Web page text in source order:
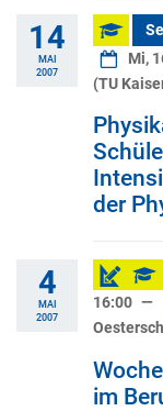
14
MAI
2007
Mi,
(TU
der
4
MAI
2007
16:00 —
im